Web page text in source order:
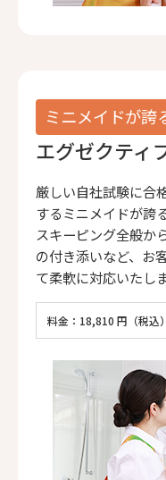
ミニメイドが誇
エグゼクティ
厳しい自社試験に合
するミニメイドが誇
スキーピング全般か
の付き添いなど、お
て柔軟に対応いたしま
料金：18,810 円（税込）